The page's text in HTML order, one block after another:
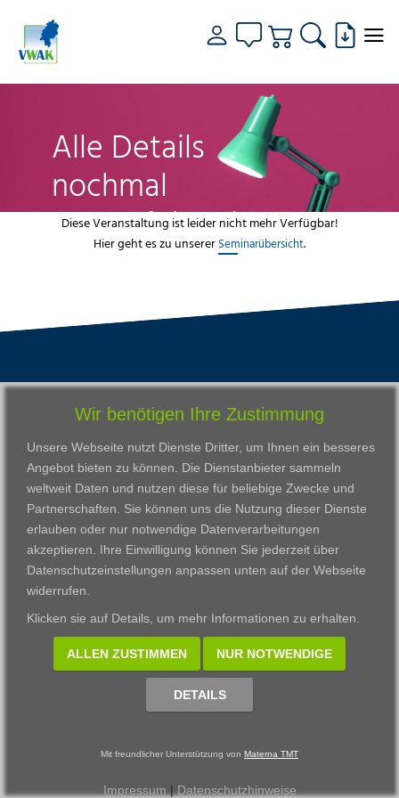
Alle Details
nochmal
genau fokussiert
Diese Veranstaltung ist leider nicht mehr Verfügbar!
Hier geht es zu unserer Seminarübersicht.
VWAK
Karriere
Kontakt
Download
Impressum
Datenschutzerklärung
Standorte
Darmstadt
Frankfurt am Main
Gießen
Kassel
Wiesbaden
Fortbildungszentrum
Bildungsangebot
Ausbildung
Zertifikatslehrgänge
Fortbildung
© 2002 - 2026 Materna TMT GmbH, powered by CARUSO
Wir benötigen Ihre Zustimmung
Unsere Webseite nutzt Dienste Dritter, um Ihnen ein besseres
Angebot bieten zu können. Die Dienstanbieter sammeln
weltweit Daten und nutzen diese für beliebige Zwecke und
Partnerschaften. Sie können uns die Nutzung dieser Dienste
erlauben oder nur notwendige Datenverarbeitungen
akzeptieren. Ihre Einwilligung können Sie jederzeit über
Datenschutzeinstellungen anpassen unten auf der Webseite
widerrufen.
Klicken sie auf Details, um mehr Informationen zu erhalten.
ALLEN ZUSTIMMEN NUR NOTWENDIGE
DETAILS
Mit freundlicher Unterstützung von Materna TMT
Impressum | Datenschutzhinweise